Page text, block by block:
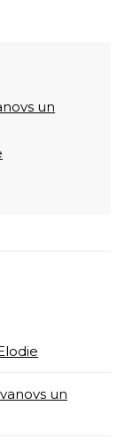
un
un